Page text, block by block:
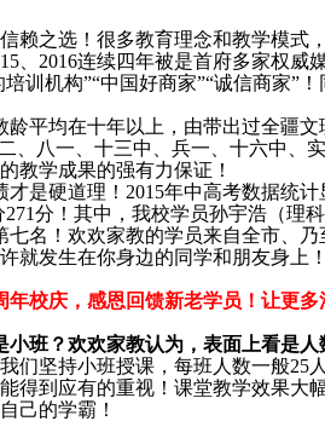
赖之选！很多教育理念和教学模式
2016连续四年被是首府多家权威
训机构”“中国好商家”“诚信商家”！
平均在十年以上，由带出过全疆文
、八一、十三中、兵一、十六中、
教学成果的强有力保证！
是硬道理！ 2015年中高考数据统计
271分！其中，我校学员孙宇浩（理
名！欢欢家教的学员来自全市、乃
就发生在你身边的同学和朋友身上
年校庆，感恩回馈新老学员！让更多
班？欢欢家教认为，表面上看是人
们坚持小班授课，每班人数一般25
得到应有的重视！课堂教学效果大
己的学霸！